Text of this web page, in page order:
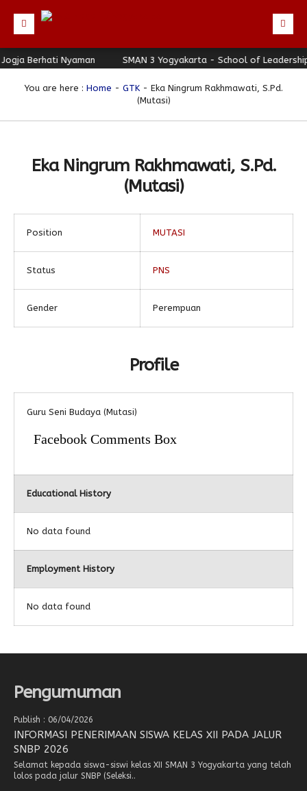
Beranda
Profil
Keunggulan
Hubungi Kami
PPDB
Berhati Nyaman SMAN 3 Yogyakarta - School of Leadership
You are here : Home - GTK- Eka Ningrum Rakhmawati, S.Pd.
(Mutasi)
Eka Ningrum Rakhmawati, S.Pd.
(Mutasi)
Position MUTASI
Status PNS
Gender Perempuan
Profile
Guru Seni Budaya (Mutasi)
Facebook Comments Box
Educational History
No data found
Employment History
No data found
Pengumuman
Publish : 06/04/2026
INFORMASI PENERIMAAN SISWA KELAS XII PADA JALUR
SNBP 2026
Selamat kepada siswa-siswi kelas XII SMAN 3 Yogyakarta yang telah
lolos pada jalur SNBP (Seleksi..